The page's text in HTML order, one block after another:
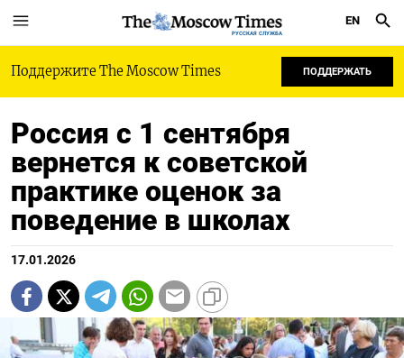
РУССКАЯ СЛУЖБА
EN
Поддержите The Moscow Times ПОДДЕРЖАТЬ
Россия с 1 сентября
вернется к советской
практике оценок за
поведение в школах
17.01.2026